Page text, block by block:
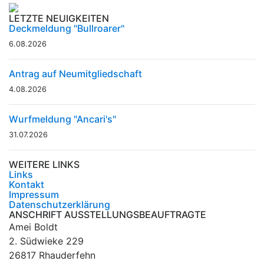
LETZTE NEUIGKEITEN
Deckmeldung "Bullroarer"
6.08.2026
Antrag auf Neumitgliedschaft
4.08.2026
Wurfmeldung "Ancari's"
31.07.2026
WEITERE LINKS
Links
Kontakt
Impressum
Datenschutzerklärung
ANSCHRIFT AUSSTELLUNGSBEAUFTRAGTE
Amei Boldt
2. Südwieke 229
26817 Rhauderfehn